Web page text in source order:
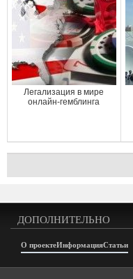
Легализация в мире
онлайн-гемблинга
ДОПОЛНИТЕЛЬНО
О проектеИнформацияСтатьи